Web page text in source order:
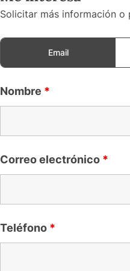
Solicitar más información o
Email
Nombre *
Correo electrónico *
Teléfono *